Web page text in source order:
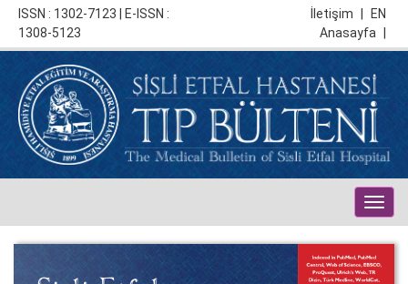
ISSN : 1302-7123 | E-ISSN :
1308-5123
EN
İletişim
Anasayfa